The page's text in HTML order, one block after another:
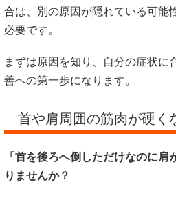
合は、別の原因が隠れている可能
必要です。
まずは原因を知り、自分の症状に
善への第一歩になります。
首や肩周囲の筋肉が硬く
「首を後ろへ倒しただけなのに
りませんか？